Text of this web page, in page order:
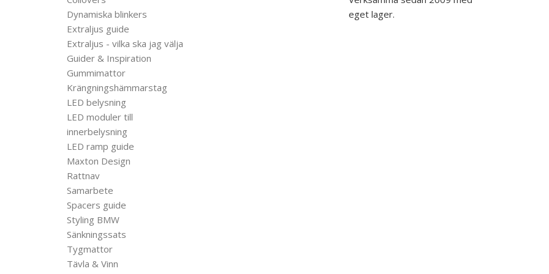
Dynamiska blinkers
Extraljus guide
Extraljus - vilka ska jag välja
Guider & Inspiration
Gummimattor
Krängningshämmarstag
LED belysning
LED moduler till
innerbelysning
LED ramp guide
Maxton Design
Rattnav
Samarbete
Spacers guide
Styling BMW
Sänkningssats
Tygmattor
Tävla & Vinn
eget lager.